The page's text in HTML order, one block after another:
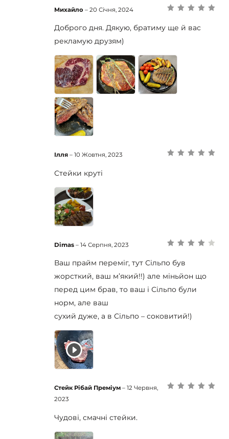
5
Михайло – 20 Січня, 2024
Доброго дня. Дякую, братиму ще й вас
рекламую друзям)
Ілля – 10 Жовтня, 2023
Стейки круті
4 з 5
Dimas – 14 Серпня, 2023
Ваш прайм переміг, тут Сільпо був
жорсткий, ваш м’який!!) але міньйон що
перед цим брав, то ваш і Сільпо були
норм, але ваш
сухий дуже, а в Сільпо – соковитий!)
Стейк Рібай Преміум – 12 Червня,
2023
Чудові, смачні стейки.